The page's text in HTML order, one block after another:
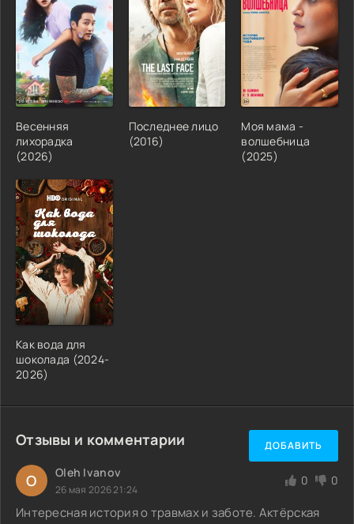
Весенняя
лихорадка
(2026)
Последнее лицо
(2016)
Моя мама -
волшебница
(2025)
Как вода для
шоколада (2024-
2026)
Отзывы и комментарии ДОБАВИТЬ
O Oleh Ivanov
26 мая 2026 21:24
0 0
Интересная история о травмах и заботе. Актёрская